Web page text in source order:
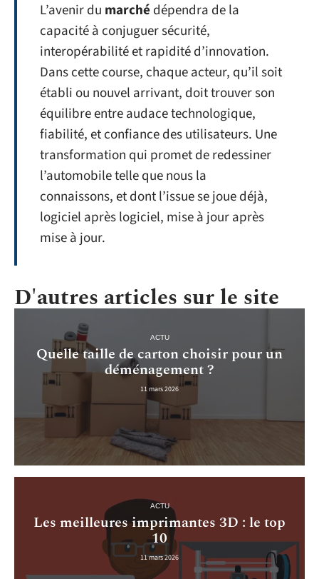
L’avenir du marché dépendra de la
capacité à conjuguer sécurité,
interopérabilité et rapidité d’innovation.
Dans cette course, chaque acteur, qu’il soit
établi ou nouvel arrivant, doit trouver son
équilibre entre audace technologique,
fiabilité, et confiance des utilisateurs. Une
transformation qui promet de redessiner
l’automobile telle que nous la
connaissons, et dont l’issue se joue déjà,
logiciel après logiciel, mise à jour après
mise à jour.
D'autres articles sur le site
ACTU
Quelle taille de carton choisir pour un
déménagement ?
11 mars 2026
ACTU
Les meilleures imprimantes 3D : le top
10
11 mars 2026